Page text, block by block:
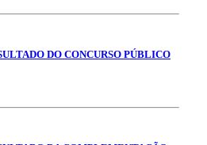
DO CONCURSO PÚBLICO